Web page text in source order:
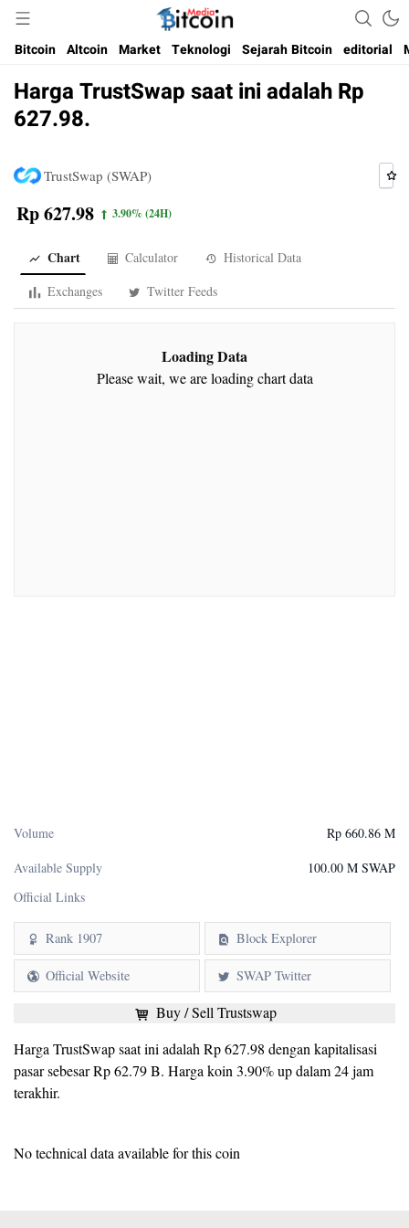
Bitcoin Media Indonesia
Media Bitcoin dan Cryptocurrency, dan Blockchain di Indonesia
Bitcoin Altcoin Market Teknologi Sejarah Bitcoin editorial
Harga TrustSwap saat ini adalah Rp
627.98.
TrustSwap (SWAP)
Rp 627.98 3.90%(24H)
Volume
Rp 660.86 M
Available Supply
100.00 M SWAP
Official Links
Rank 1907 Block Explorer
Official Website SWAP Twitter
Buy / Sell Trustswap
Harga TrustSwap saat ini adalah Rp 627.98 dengan kapitalisasi
pasar sebesar Rp 62.79 B. Harga koin 3.90% up dalam 24 jam
terakhir.
Chart Calculator
Historical Data
Exchanges
Twitter Feeds
Loading Data
Please wait, we are loading chart data
No technical data available for this coin